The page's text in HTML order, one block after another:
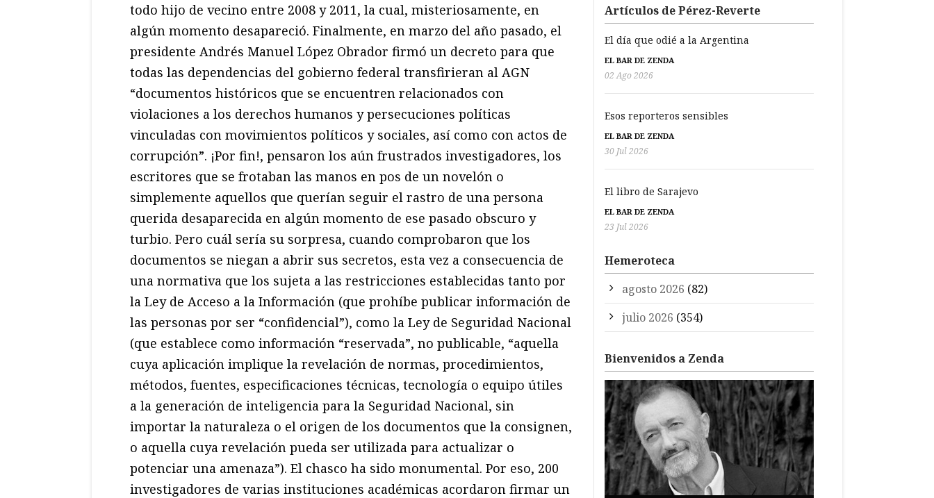
todo hijo de vecino entre 2008 y 2011, la cual, misteriosamente, en
algún momento desapareció. Finalmente, en marzo del año pasado, el
presidente Andrés Manuel López Obrador firmó un decreto para que
todas las dependencias del gobierno federal transfirieran al AGN
“documentos históricos que se encuentren relacionados con
violaciones a los derechos humanos y persecuciones políticas
vinculadas con movimientos políticos y sociales, así como con actos de
corrupción”. ¡Por fin!, pensaron los aún frustrados investigadores, los
escritores que se frotaban las manos en pos de un novelón o
simplemente aquellos que querían seguir el rastro de una persona
querida desaparecida en algún momento de ese pasado obscuro y
turbio. Pero cuál sería su sorpresa, cuando comprobaron que los
documentos se niegan a abrir sus secretos, esta vez a consecuencia de
una normativa que los sujeta a las restricciones establecidas tanto por
la Ley de Acceso a la Información (que prohíbe publicar información de
las personas por ser “confidencial”), como la Ley de Seguridad Nacional
(que establece como información “reservada”, no publicable, “aquella
cuya aplicación implique la revelación de normas, procedimientos,
métodos, fuentes, especificaciones técnicas, tecnología o equipo útiles
a la generación de inteligencia para la Seguridad Nacional, sin
importar la naturaleza o el origen de los documentos que la consignen,
o aquella cuya revelación pueda ser utilizada para actualizar o
potenciar una amenaza”). El chasco ha sido monumental. Por eso, 200
investigadores de varias instituciones académicas acordaron firmar un
Artículos de Pérez-Reverte
El día que odié a la Argentina
EL BAR DE ZENDA
02 Ago 2026
Esos reporteros sensibles
EL BAR DE ZENDA
30 Jul 2026
El libro de Sarajevo
EL BAR DE ZENDA
23 Jul 2026
Hemeroteca
agosto 2026 (82)
julio 2026 (354)
Bienvenidos a Zenda